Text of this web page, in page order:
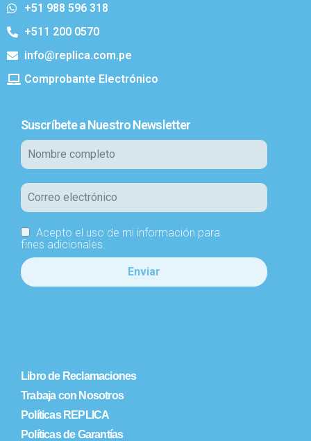
+51 988 596 318
+511 200 0570
info@replica.com.pe
Comprobante Electrónico
Suscríbete a Nuestro Newsletter
Acepto el uso de mi información para
fines adicionales.
Libro de Reclamaciones
Trabaja con Nosotros
Políticas REPLICA
Políticas de Garantías